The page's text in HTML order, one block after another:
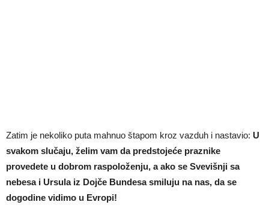
Zatim je nekoliko puta mahnuo štapom kroz vazduh i nastavio: U
svakom slučaju, želim vam da predstojeće praznike
provedete u dobrom raspoloženju, a ako se Svevišnji sa
nebesa i Ursula iz Dojče Bundesa smiluju na nas, da se
dogodine vidimo u Evropi!